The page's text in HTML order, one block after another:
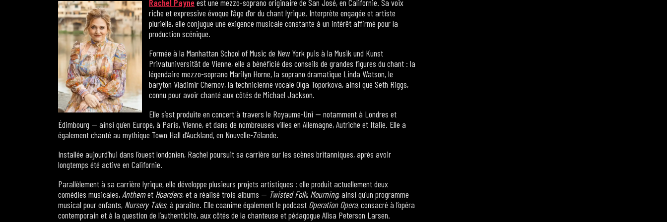
Rachel Payne est une mezzo-soprano originaire de San José, en Californie. Sa voix
riche et expressive évoque l’âge d’or du chant lyrique. Interprète engagée et artiste
plurielle, elle conjugue une exigence musicale constante à un intérêt affirmé pour la
production scénique.
Formée à la Manhattan School of Music de New York puis à la Musik und Kunst
Privatuniversität de Vienne, elle a bénéficié des conseils de grandes figures du chant : la
légendaire mezzo-soprano Marilyn Horne, la soprano dramatique Linda Watson, le
baryton Vladimir Chernov, la technicienne vocale Olga Toporkova, ainsi que Seth Riggs,
connu pour avoir chanté aux côtés de Michael Jackson.
Elle s’est produite en concert à travers le Royaume-Uni — notamment à Londres et
Édimbourg — ainsi qu’en Europe, à Paris, Vienne, et dans de nombreuses villes en Allemagne, Autriche et Italie. Elle a
également chanté au mythique Town Hall d’Auckland, en Nouvelle-Zélande.
Installée aujourd’hui dans l’ouest londonien, Rachel poursuit sa carrière sur les scènes britanniques, après avoir
longtemps été active en Californie.
Parallèlement à sa carrière lyrique, elle développe plusieurs projets artistiques : elle produit actuellement deux
comédies musicales,Anthemet Hoarders, et a réalisé trois albums — Twisted Folk, Mourning, ainsi qu’un programme
musical pour enfants, Nursery Tales, à paraître. Elle coanime également le podcast Operation Opera, consacré à l’opéra
contemporain et à la question de l’authenticité, aux côtés de la chanteuse et pédagogue Alisa Peterson Larsen.